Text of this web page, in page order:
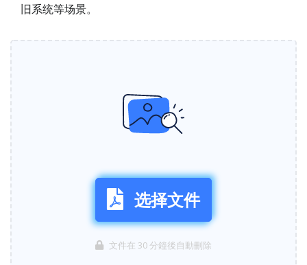
旧系统等场景。
选择文件
文件在 30 分鐘後自動刪除